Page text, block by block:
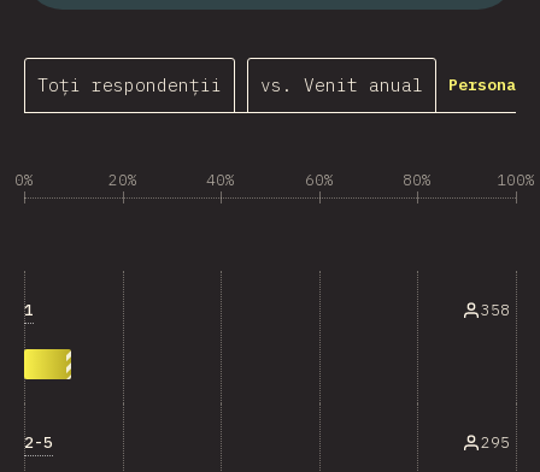
Toți respondenții vs. Venit anual
0% 20% 40% 60% 80% 100%
1 358
2-5 295